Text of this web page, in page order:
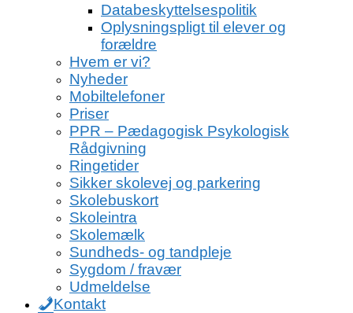
Databeskyttelsespolitik
Oplysningspligt til elever og
forældre
Hvem er vi?
Nyheder
Mobiltelefoner
Priser
PPR – Pædagogisk Psykologisk
Rådgivning
Ringetider
Sikker skolevej og parkering
Skolebuskort
Skoleintra
Skolemælk
Sundheds- og tandpleje
Sygdom / fravær
Udmeldelse
Kontakt